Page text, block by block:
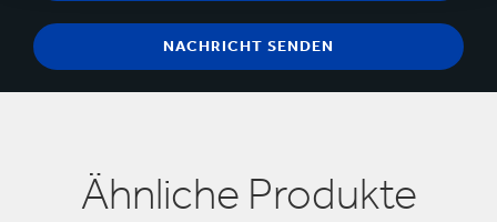
Ähnliche Produkte